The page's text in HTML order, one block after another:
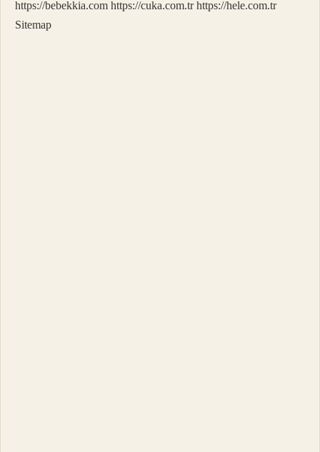
https://bebekkia.com https://cuka.com.tr https://hele.com.tr
Sitemap